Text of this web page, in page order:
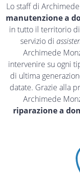
Lo staff di
manutenzione a
in tutto il territorio di
servizio di
Archimede
intervenire su ogni
di ultima
datate. Grazie alla
Archimede
riparazione a